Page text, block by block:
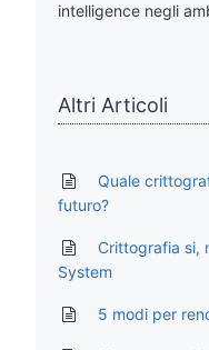
intelligence negli
Altri Articoli
Quale
futuro?
Crittografia si,
System
5 modi per